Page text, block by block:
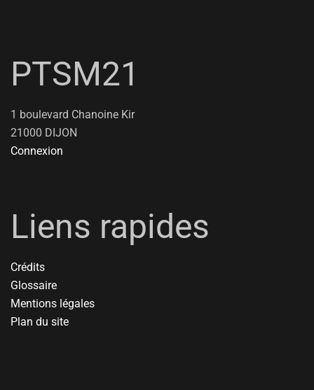
PTSM21
1 boulevard Chanoine Kir
21000 DIJON
Connexion
Liens rapides
Crédits
Glossaire
Mentions légales
Plan du site